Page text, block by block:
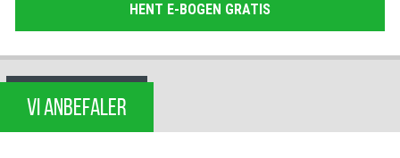
HENT E-BOGEN GRATIS
VI ANBEFALER